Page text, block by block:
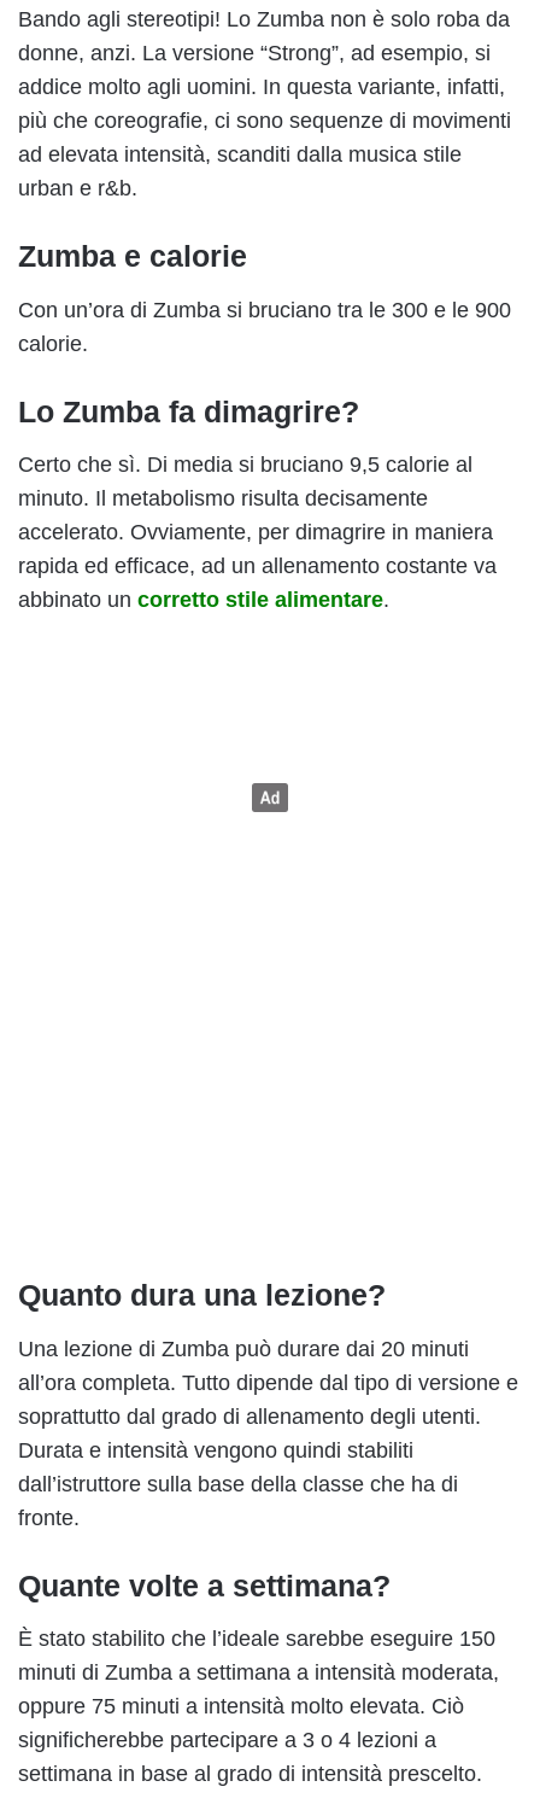
Bando agli stereotipi! Lo Zumba non è solo roba da
donne, anzi. La versione “Strong”, ad esempio, si
addice molto agli uomini. In questa variante, infatti,
più che coreografie, ci sono sequenze di movimenti
ad elevata intensità, scanditi dalla musica stile
urban e r&b.
Zumba e calorie
Con un’ora di Zumba si bruciano tra le 300 e le 900
calorie.
Lo Zumba fa dimagrire?
Certo che sì. Di media si bruciano 9,5 calorie al
minuto. Il metabolismo risulta decisamente
accelerato. Ovviamente, per dimagrire in maniera
rapida ed efficace, ad un allenamento costante va
abbinato un corretto stile alimentare.
Quanto dura una lezione?
Una lezione di Zumba può durare dai 20 minuti
all’ora completa. Tutto dipende dal tipo di versione e
soprattutto dal grado di allenamento degli utenti.
Durata e intensità vengono quindi stabiliti
dall’istruttore sulla base della classe che ha di
fronte.
Quante volte a settimana?
È stato stabilito che l’ideale sarebbe eseguire 150
minuti di Zumba a settimana a intensità moderata,
oppure 75 minuti a intensità molto elevata. Ciò
significherebbe partecipare a 3 o 4 lezioni a
settimana in base al grado di intensità prescelto.